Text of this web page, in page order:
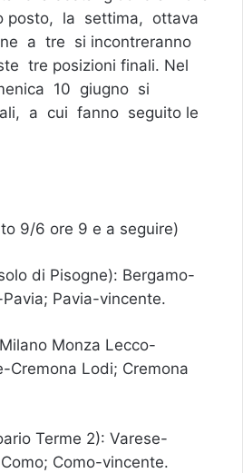
posto, la settima, ottava
a tre si incontreranno
tre posizioni finali. Nel
10 giugno si
a cui fanno seguito le
9/6 ore 9 e a seguire)
di Pisogne): Bergamo-
Pavia-vincente.
Monza Lecco-
Cremona Lodi; Cremona
Terme 2): Varese-
Como-vincente.